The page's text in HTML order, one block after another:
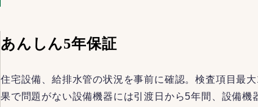
あんしん5年保証
住宅設備、給排水管の状況を事前に確認。検査項目最
果で問題がない設備機器には引渡日から5年間、設備